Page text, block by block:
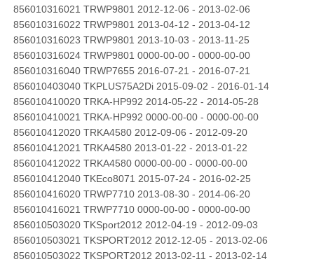
856010316021 TRWP9801 2012-12-06 - 2013-02-06
856010316022 TRWP9801 2013-04-12 - 2013-04-12
856010316023 TRWP9801 2013-10-03 - 2013-11-25
856010316024 TRWP9801 0000-00-00 - 0000-00-00
856010316040 TRWP7655 2016-07-21 - 2016-07-21
856010403040 TKPLUS75A2Di 2015-09-02 - 2016-01-14
856010410020 TRKA-HP992 2014-05-22 - 2014-05-28
856010410021 TRKA-HP992 0000-00-00 - 0000-00-00
856010412020 TRKA4580 2012-09-06 - 2012-09-20
856010412021 TRKA4580 2013-01-22 - 2013-01-22
856010412022 TRKA4580 0000-00-00 - 0000-00-00
856010412040 TKEco8071 2015-07-24 - 2016-02-25
856010416020 TRWP7710 2013-08-30 - 2014-06-20
856010416021 TRWP7710 0000-00-00 - 0000-00-00
856010503020 TKSport2012 2012-04-19 - 2012-09-03
856010503021 TKSPORT2012 2012-12-05 - 2013-02-06
856010503022 TKSPORT2012 2013-02-11 - 2013-02-14